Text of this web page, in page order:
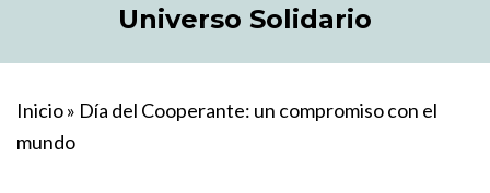
Universo Solidario
Inicio» Día del Cooperante: un compromiso con el
mundo